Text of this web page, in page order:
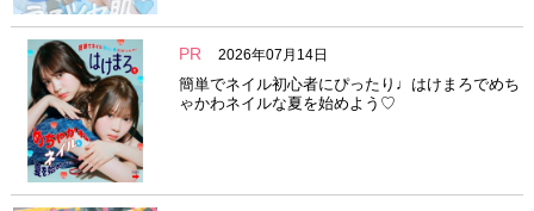
PR 2026年07月14日
簡単でネイル初心者にぴったり♩はけまろでめち
ゃかわネイルな夏を始めよう♡